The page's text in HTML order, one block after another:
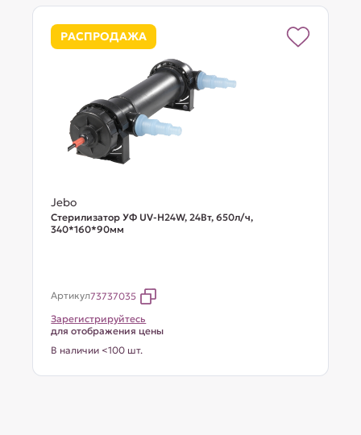
РАСПРОДАЖА
Jebo
Стерилизатор УФ UV-H24W, 24Вт, 650л/ч,
340*160*90мм
Артикул73737035
Зарегистрируйтесь
для отображения цены
В наличии <100 шт.